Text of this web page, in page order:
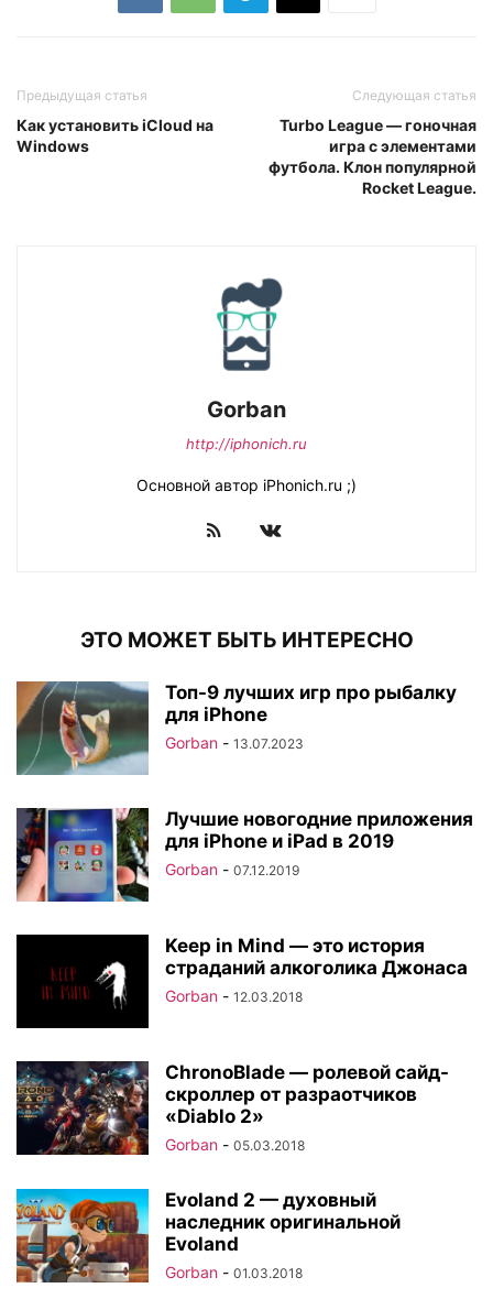
Предыдущая статья
Как установить iCloud на
Windows
Следующая статья
Turbo League — гоночная
игра с элементами
футбола. Клон популярной
Rocket League.
Gorban
http://iphonich.ru
Основной автор iPhonich.ru ;)
ЭТО МОЖЕТ БЫТЬ ИНТЕРЕСНО
Топ-9 лучших игр про рыбалку
для iPhone
Gorban - 13.07.2023
Лучшие новогодние приложения
для iPhone и iPad в 2019
Gorban - 07.12.2019
Keep in Mind — это история
страданий алкоголика Джонаса
Gorban - 12.03.2018
ChronoBlade — ролевой сайд-
скроллер от разраотчиков
«Diablo 2»
Gorban - 05.03.2018
Evoland 2 — духовный
наследник оригинальной
Evoland
Gorban - 01.03.2018